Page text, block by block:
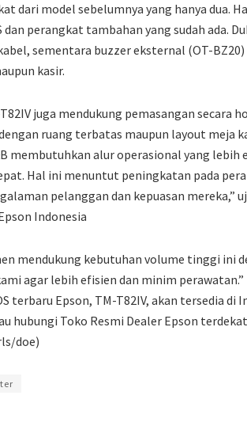
dari model sebelumnya yang hanya dua.
dan perangkat tambahan yang sudah ada.
sementara buzzer eksternal (OT-
kasir.
juga mendukung pemasangan
ruang terbatas maupun layout meja
membutuhkan alur operasional yang
Hal ini menuntut peningkatan pada
pelanggan dan kepuasan mereka,”
Indonesia
mendukung kebutuhan volume tinggi ini
agar lebih efisien dan minim perawatan.”
terbaru Epson, TM-T82IV, akan tersedia di
hubungi Toko Resmi Dealer Epson
doe)